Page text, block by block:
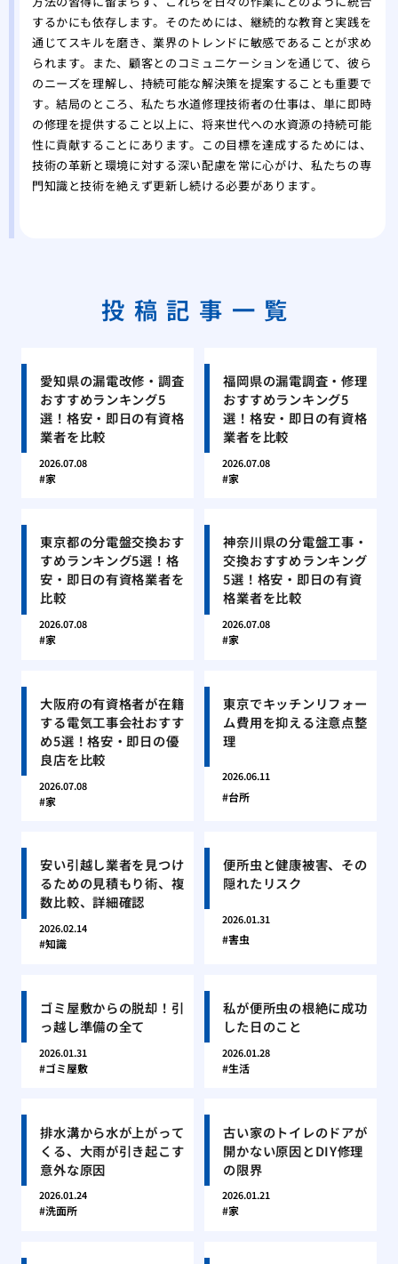
するかにも依存します。そのためには、継続的な教育と実践を
通じてスキルを磨き、業界のトレンドに敏感であることが求め
られます。また、顧客とのコミュニケーションを通じて、彼ら
のニーズを理解し、持続可能な解決策を提案することも重要で
す。結局のところ、私たち水道修理技術者の仕事は、単に即時
の修理を提供すること以上に、将来世代への水資源の持続可能
性に貢献することにあります。この目標を達成するためには、
技術の革新と環境に対する深い配慮を常に心がけ、私たちの専
門知識と技術を絶えず更新し続ける必要があります。
投稿記事一覧
愛知県の漏電改修・調査
おすすめランキング5
選！格安・即日の有資格
業者を比較
2026.07.08
家
福岡県の漏電調査・修理
おすすめランキング5
選！格安・即日の有資格
業者を比較
2026.07.08
家
東京都の分電盤交換おす
すめランキング5選！格
安・即日の有資格業者を
比較
2026.07.08
家
神奈川県の分電盤工事・
交換おすすめランキング
5選！格安・即日の有資
格業者を比較
2026.07.08
家
大阪府の有資格者が在籍
する電気工事会社おすす
め5選！格安・即日の優
良店を比較
2026.07.08
家
東京でキッチンリフォー
ム費用を抑える注意点整
理
2026.06.11
台所
安い引越し業者を見つけ
るための見積もり術、複
数比較、詳細確認
2026.02.14
知識
便所虫と健康被害、その
隠れたリスク
2026.01.31
害虫
ゴミ屋敷からの脱却！引
っ越し準備の全て
2026.01.31
ゴミ屋敷
私が便所虫の根絶に成功
した日のこと
2026.01.28
生活
排水溝から水が上がって
くる、大雨が引き起こす
意外な原因
2026.01.24
洗面所
古い家のトイレのドアが
開かない原因とDIY修理
の限界
2026.01.21
家